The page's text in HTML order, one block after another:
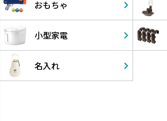
おもちゃ
小型家電
名入れ